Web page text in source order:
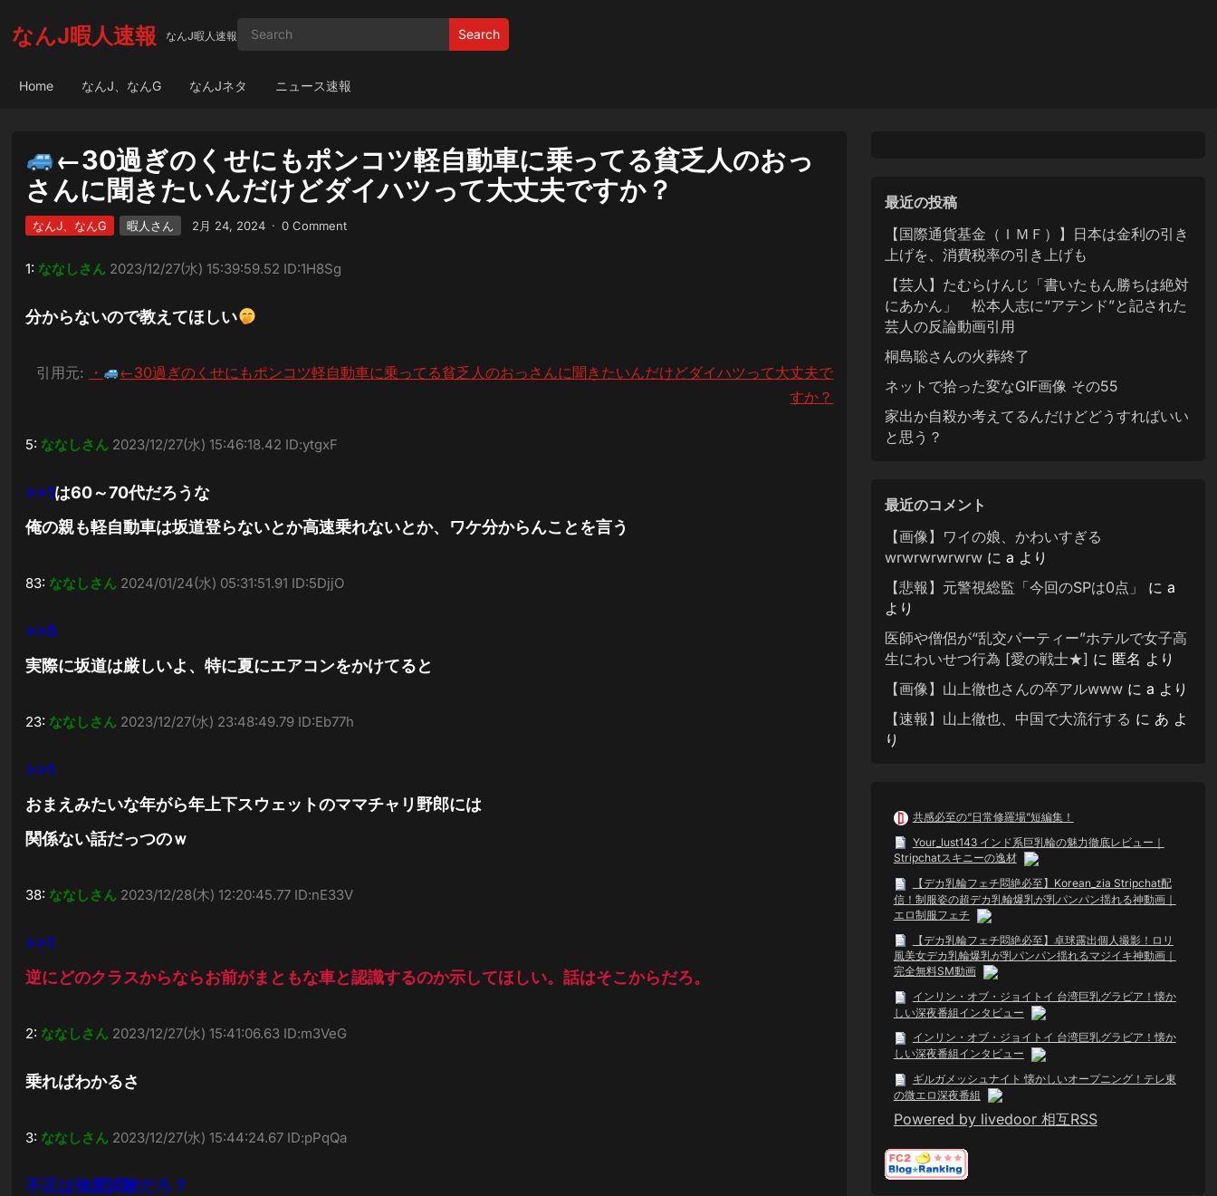
なんJ暇人速報 なんJ暇人速報 Search
Home なんJ、なんG なんJネタ ニュース速報
←30過ぎのくせにもポンコツ軽自動車に乗ってる貧乏人のおっ
さんに聞きたいんだけどダイハツって大丈夫ですか？
なんJ、なんG 暇人さん 2月 24, 2024 · 0 Comment
1: ななしさん 2023/12/27(水) 15:39:59.52 ID:1H8Sg
分からないので教えてほしい
引用元: ・
←30過ぎのくせにもポンコツ軽自動車に乗ってる貧乏人のおっさんに聞きたいんだけどダイハツって大丈夫で
すか？
5: ななしさん 2023/12/27(水) 15:46:18.42 ID:ytgxF
>>1は60～70代だろうな
俺の親も軽自動車は坂道登らないとか高速乗れないとか、ワケ分からんことを言う
83: ななしさん 2024/01/24(水) 05:31:51.91 ID:5DjjO
>>5
実際に坂道は厳しいよ、特に夏にエアコンをかけてると
23: ななしさん 2023/12/27(水) 23:48:49.79 ID:Eb77h
>>1
おまえみたいな年がら年上下スウェットのママチャリ野郎には
関係ない話だっつのｗ
38: ななしさん 2023/12/28(木) 12:20:45.77 ID:nE33V
>>1
逆にどのクラスからならお前がまともな車と認識するのか示してほしい。話はそこからだろ。
2: ななしさん 2023/12/27(水) 15:41:06.63 ID:m3VeG
乗ればわかるさ
3: ななしさん 2023/12/27(水) 15:44:24.67 ID:pPqQa
不正は強度試験だろ？
最近の投稿
【国際通貨基金（ＩＭＦ）】日本は金利の引き
上げを、消費税率の引き上げも
【芸人】たむらけんじ「書いたもん勝ちは絶対
にあかん」 松本人志に“アテンド”と記された
芸人の反論動画引用
桐島聡さんの火葬終了
ネットで拾った変なGIF画像 その55
家出か自殺か考えてるんだけどどうすればいい
と思う？
最近のコメント
【画像】ワイの娘、かわいすぎる
wrwrwrwrwrwに a より
【悲報】元警視総監「今回のSPは0点」
に a
より
医師や僧侶が“乱交パーティー”ホテルで女子高
生にわいせつ行為 [愛の戦士★] に 匿名 より
【画像】山上徹也さんの卒アルwwwに a より
【速報】山上徹也、中国で大流行する に あ よ
り
共感必至の“日常修羅場”短編集！
Your_lust143 インド系巨乳輪の魅力徹底レビュー｜
Stripchatスキニーの逸材
【デカ乳輪フェチ悶絶必至】Korean_zia Stripchat配
信！制服姿の超デカ乳輪爆乳が乳パンパン揺れる神動画｜
エロ制服フェチ
【デカ乳輪フェチ悶絶必至】卓球露出個人撮影！ロリ
風美女デカ乳輪爆乳が乳パンパン揺れるマジイキ神動画｜
完全無料SM動画
インリン・オブ・ジョイトイ 台湾巨乳グラビア！懐か
しい深夜番組インタビュー
インリン・オブ・ジョイトイ 台湾巨乳グラビア！懐か
しい深夜番組インタビュー
ギルガメッシュナイト 懐かしいオープニング！テレ東
の微エロ深夜番組
Powered by livedoor 相互RSS